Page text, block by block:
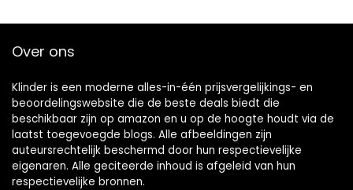
Over ons
Klinder is een moderne alles-in-één prijsvergelijkings- en
beoordelingswebsite die de beste deals biedt die
beschikbaar zijn op amazon en u op de hoogte houdt via de
laatst toegevoegde blogs. Alle afbeeldingen zijn
auteursrechtelijk beschermd door hun respectievelijke
eigenaren. Alle geciteerde inhoud is afgeleid van hun
respectievelijke bronnen.